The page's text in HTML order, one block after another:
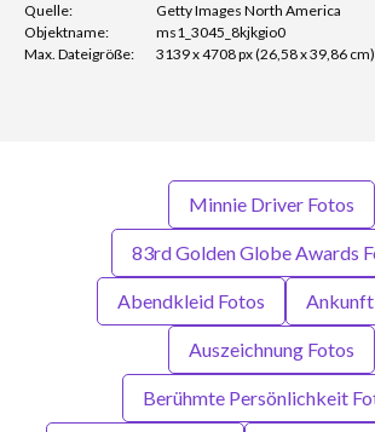
Quelle:
Getty Images North America
Objektname:
ms1_3045_8kjkgio0
Max. Dateigröße:
3139 x 4708 px (26,58 x 39,86
Minnie Driver Fotos
83rd Golden Globe Awards
Abendkleid Fotos
Auszeichnung Fotos
Berühmte Persönlichkeit